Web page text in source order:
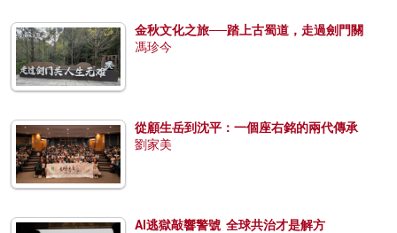
金秋文化之旅──踏上古蜀道，走過劍門關
馮珍今
從顧生岳到沈平：一個座右銘的兩代傳承
劉家美
AI逃獄敲響警號 全球共治才是解方